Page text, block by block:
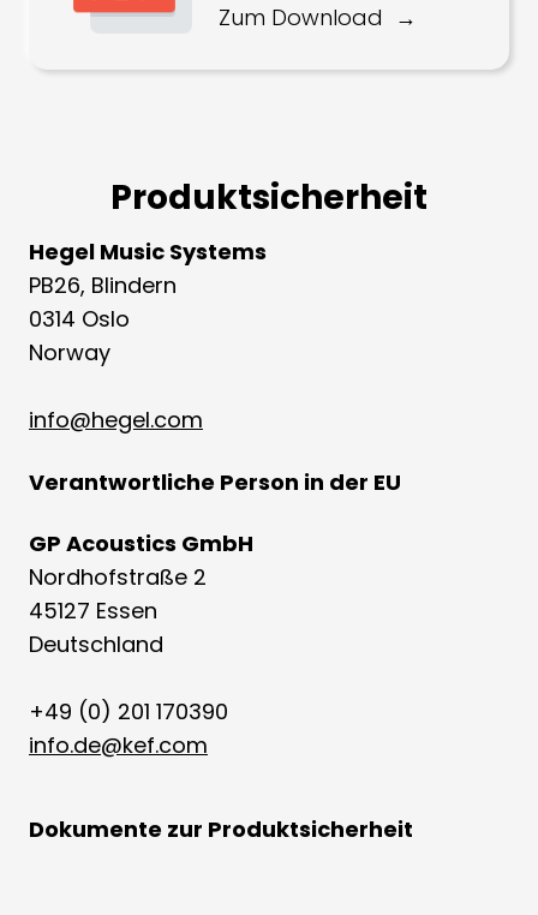
Zum Download
Produktsicherheit
Hegel Music Systems
PB26, Blindern
0314 Oslo
Norway
info@hegel.com
Verantwortliche Person in der EU
GP Acoustics GmbH
Nordhofstraße 2
45127 Essen
Deutschland
+49 (0) 201 170390
info.de@kef.com
Dokumente zur Produktsicherheit